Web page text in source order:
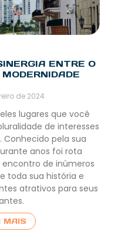
ENTRE O
de 2024
lugares que você
de interesses
pela sua
anos foi rota
de inúmeros
toda sua história e
atrativos para seus
MAIS